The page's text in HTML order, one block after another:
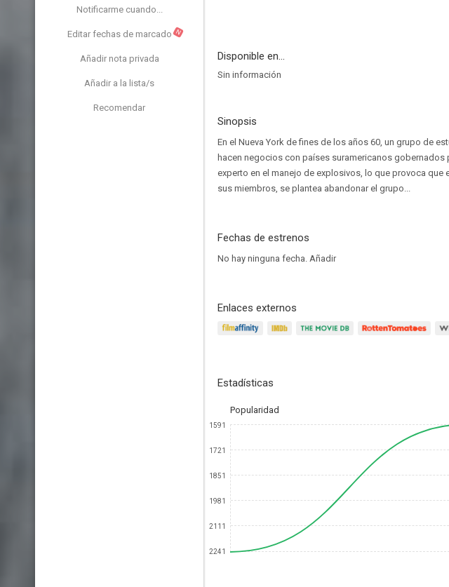
Notificarme cuando...
Editar fechas de marcado N
Añadir nota privada
Añadir a la lista/s
Recomendar
Disponible en...
Sin información
Sinopsis
En el Nueva York de fines de los años 60, un grupo de
hacen negocios con países suramericanos
experto en el manejo de explosivos, lo que provoca que
sus miembros, se plantea abandonar el grupo...
Fechas de estrenos
No hay ninguna fecha. Añadir
Enlaces externos
Estadísticas
Popularidad
1591
1721
1851
1981
2111
2241